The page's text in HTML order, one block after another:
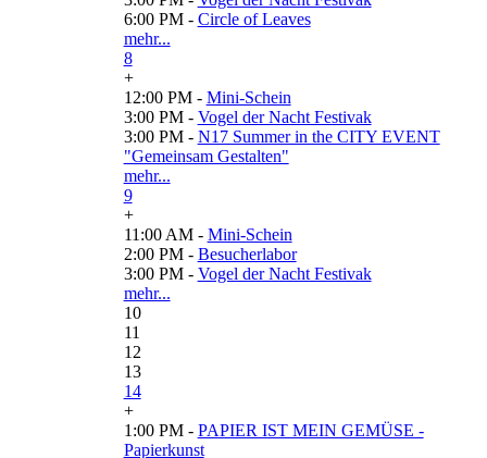
6:00 PM - Circle of Leaves
mehr...
8
+
12:00 PM - Mini-Schein
3:00 PM - Vogel der Nacht Festivak
3:00 PM - N17 Summer in the CITY EVENT
"Gemeinsam Gestalten"
mehr...
9
+
11:00 AM - Mini-Schein
2:00 PM - Besucherlabor
3:00 PM - Vogel der Nacht Festivak
mehr...
10
11
12
13
14
+
1:00 PM - PAPIER IST MEIN GEMÜSE -
Papierkunst